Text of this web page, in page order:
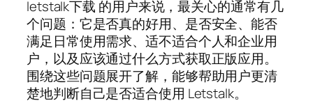
letstalk下载 的用户来说，最关心的通常有几
个问题：它是否真的好用、是否安全、能否
满足日常使用需求、适不适合个人和企业用
户，以及应该通过什么方式获取正版应用。
围绕这些问题展开了解，能够帮助用户更清
楚地判断自己是否适合使用 Letstalk。